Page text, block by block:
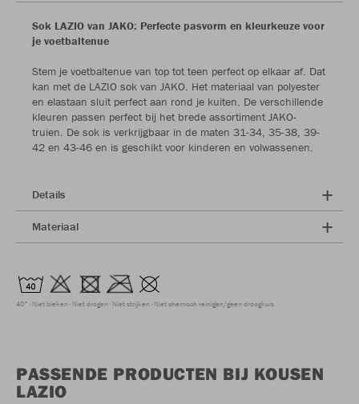
Sok LAZIO van JAKO: Perfecte pasvorm en kleurkeuze voor
je voetbaltenue
Stem je voetbaltenue van top tot teen perfect op elkaar af. Dat
kan met de LAZIO sok van JAKO. Het materiaal van polyester
en elastaan sluit perfect aan rond je kuiten. De verschillende
kleuren passen perfect bij het brede assortiment JAKO-
truien. De sok is verkrijgbaar in de maten 31-34, 35-38, 39-
42 en 43-46 en is geschikt voor kinderen en volwassenen.
Details
Materiaal
40° Niet bleken Niet drogen Niet strijken Niet chemisch reinigen/geen droogkuis
PASSENDE PRODUCTEN BIJ KOUSEN
LAZIO